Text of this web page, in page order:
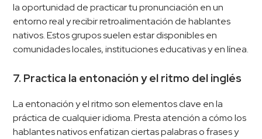
la oportunidad de practicar tu pronunciación en un
entorno real y recibir retroalimentación de hablantes
nativos. Estos grupos suelen estar disponibles en
comunidades locales, instituciones educativas y en línea.
7. Practica la entonación y el ritmo del inglés
La entonación y el ritmo son elementos clave en la
práctica de cualquier idioma. Presta atención a cómo los
hablantes nativos enfatizan ciertas palabras o frases y